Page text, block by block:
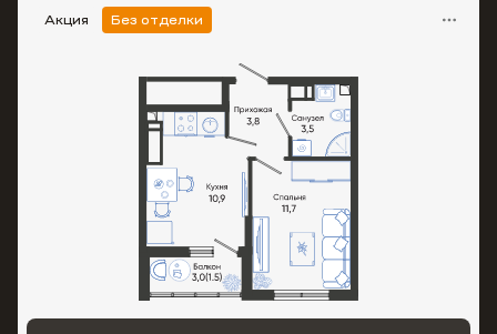
Акция Без отделки